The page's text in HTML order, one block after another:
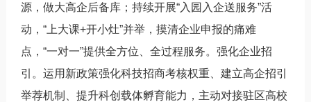
源，做大高企后备库；持续开展“入园入企送服务”活
动，“上大课+开小灶”并举，摸清企业申报的痛难
点，“一对一”提供全方位、全过程服务。强化企业招
引。运用新政策强化科技招商考核权重、建立高企招引
举荐机制、提升科创载体孵育能力，主动对接驻区高校